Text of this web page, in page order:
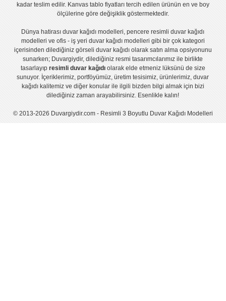
kadar teslim edilir. Kanvas tablo fiyatlarıtercih edilen ürünün en ve boy
ölçülerine göre değişiklik göstermektedir.
Dünya hatirası duvar kağıdı modelleri,pencere resimli duvar kağıdı
modelleri ve ofis - iş yeri duvar kağıdı modelleri gibi bir çok kategori
içerisinden dilediğiniz görseli duvar kağıdı olarak satın alma opsiyonunu
sunarken; Duvargiydir, dilediğiniz resmi tasarımcılarımız ile birlikte
tasarlayıp resimli duvar kağıdıolarak elde etmeniz lüksünü de size
sunuyor. İçeriklerimiz, portföyümüz, üretim tesisimiz, ürünlerimiz, duvar
kağıdı kalitemiz ve diğer konular ile ilgili bizden bilgi almak için bizi
dilediğiniz zaman arayabilirsiniz. Esenlikle kalın!
© 2013-2026 Duvargiydir.com - Resimli 3 Boyutlu Duvar Kağıdı Modelleri